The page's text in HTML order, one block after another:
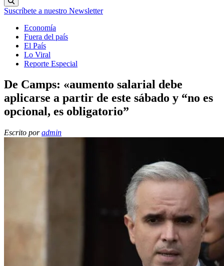
Suscríbete a nuestro Newsletter
Economía
Fuera del país
El País
Lo Viral
Reporte Especial
De Camps: «aumento salarial debe
aplicarse a partir de este sábado y “no es
opcional, es obligatorio”
Escrito poradmin